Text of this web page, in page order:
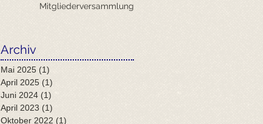
Mitgliederversammlung
Archiv
Mai 2025 (1)
April 2025 (1)
Juni 2024 (1)
April 2023 (1)
Oktober 2022 (1)